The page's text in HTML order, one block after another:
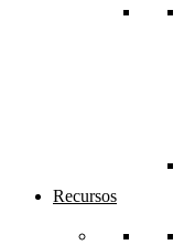
Recursos